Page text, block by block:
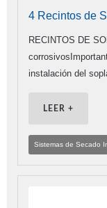
4 Recintos de
RECINTOS DE
instalación del
LEER +
Sistemas de Secado